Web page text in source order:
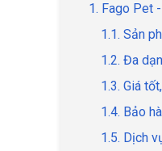
1. Fago Pet
1.1. Sản
1.2. Đa
1.3. Giá
1.4. Bảo
1.5. Dịch